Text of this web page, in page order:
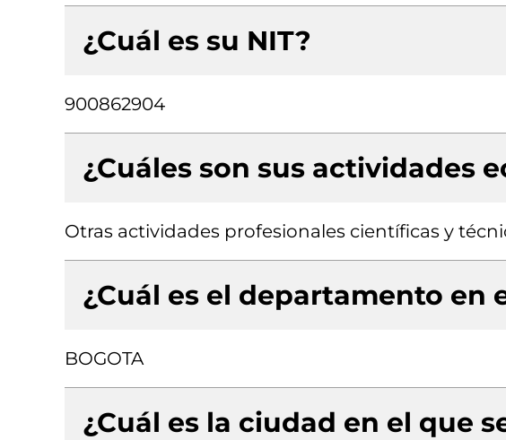
¿Cuál es su NIT?
900862904
¿Cuáles son sus actividades
Otras actividades profesionales científicas y
¿Cuál es el departamento en
BOGOTA
¿Cuál es la ciudad en el que